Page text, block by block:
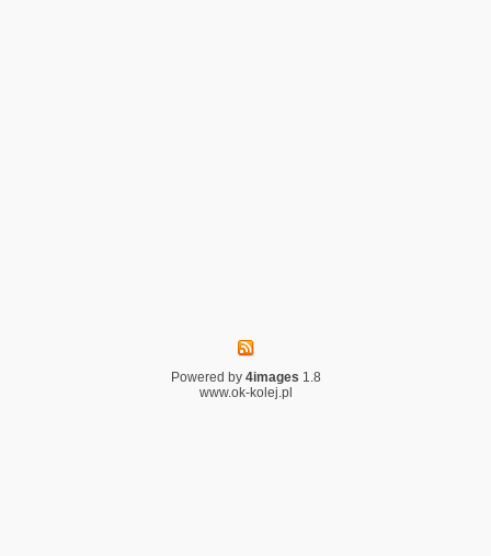
Powered by 4images 1.8
www.ok-kolej.pl